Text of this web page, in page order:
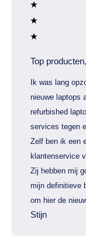
Top
Ik was lang
nieuwe laptops
refurbished
services tegen
Zelf ben ik een
klantenservice
Zij hebben mij
mijn definitieve
om hier de
Stijn